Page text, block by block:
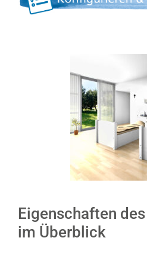
Eigenschaften
im Überblick